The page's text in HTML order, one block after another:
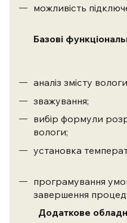
можливість
Базові
аналіз змісту
зважування;
вибір формули
вологи;
установка
програмування
завершення
Додаткове